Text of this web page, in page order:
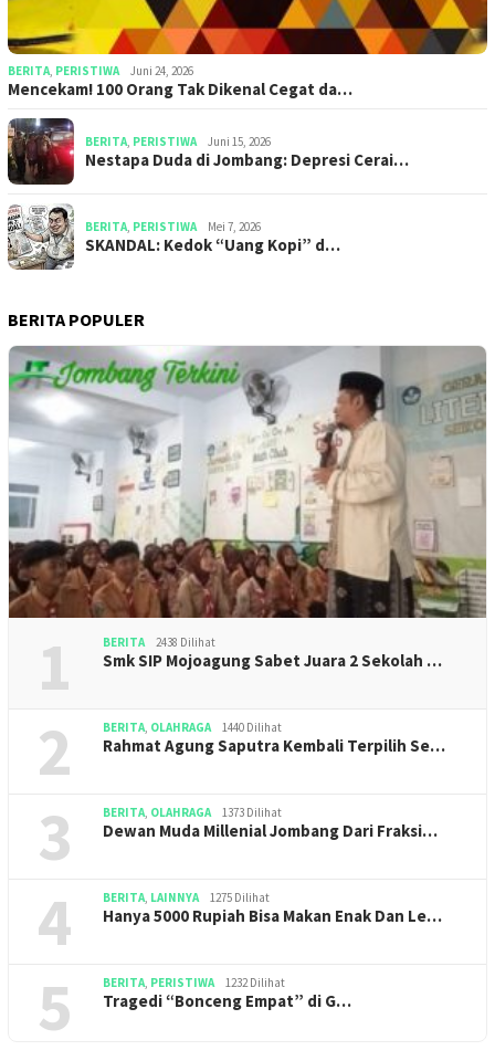
BERITA, PERISTIWA Juni 24, 2026
Mencekam! 100 Orang Tak Dikenal Cegat da…
BERITA, PERISTIWA Juni 15, 2026
​​Nestapa Duda di Jombang: Depresi Cerai…
BERITA, PERISTIWA Mei 7, 2026
SKANDAL: Kedok “Uang Kopi” d…
BERITA POPULER
1 BERITA 2438 Dilihat
Smk SIP Mojoagung Sabet Juara 2 Sekolah …
2 BERITA, OLAHRAGA 1440 Dilihat
Rahmat Agung Saputra Kembali Terpilih Se…
3 BERITA, OLAHRAGA 1373 Dilihat
Dewan Muda Millenial Jombang Dari Fraksi…
4 BERITA, LAINNYA 1275 Dilihat
Hanya 5000 Rupiah Bisa Makan Enak Dan Le…
5 BERITA, PERISTIWA 1232 Dilihat
Tragedi “Bonceng Empat” di G…